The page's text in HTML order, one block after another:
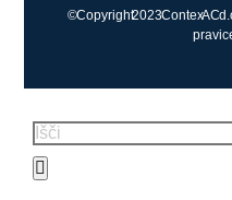
© Copyright 2023 Contex AC